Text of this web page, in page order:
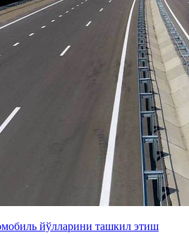
йўлларини ташкил этиш